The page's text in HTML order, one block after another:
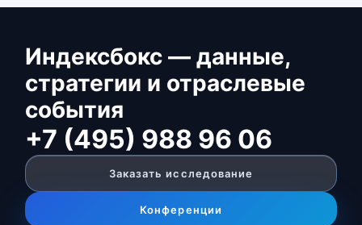
Индексбокс — данные,
стратегии и отраслевые
события
+7 (495) 988 96 06
Заказать исследование
Конференции